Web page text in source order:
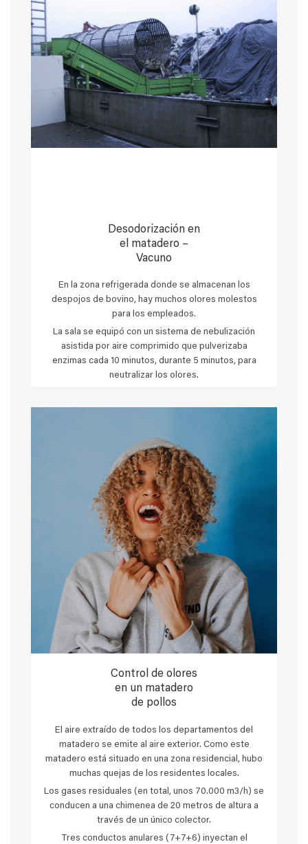
Desodorización en
el matadero –
Vacuno
En la zona refrigerada donde se almacenan los
despojos de bovino, hay muchos olores molestos
para los empleados.
La sala se equipó con un sistema de nebulización
asistida por aire comprimido que pulverizaba
enzimas cada 10 minutos, durante 5 minutos, para
neutralizar los olores.
Control de olores
en un matadero
de pollos
El aire extraído de todos los departamentos del
matadero se emite al aire exterior. Como este
matadero está situado en una zona residencial, hubo
muchas quejas de los residentes locales.
Los gases residuales (en total, unos 70.000 m3/h) se
conducen a una chimenea de 20 metros de altura a
través de un único colector.
Tres conductos anulares (7+7+6) inyectan el